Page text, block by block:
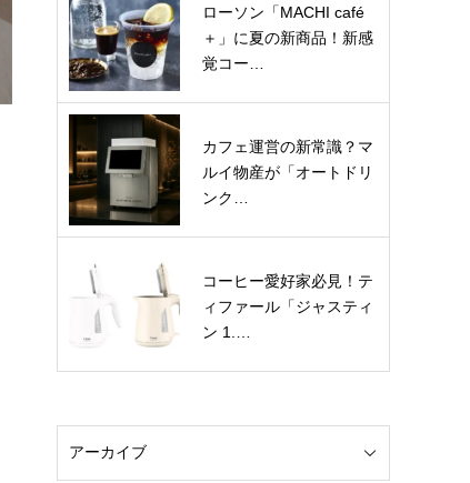
ローソン「MACHI café
＋」に夏の新商品！新感
覚コー…
カフェ運営の新常識？マ
ルイ物産が「オートドリ
ンク…
コーヒー愛好家必見！テ
ィファール「ジャスティ
ン 1.…